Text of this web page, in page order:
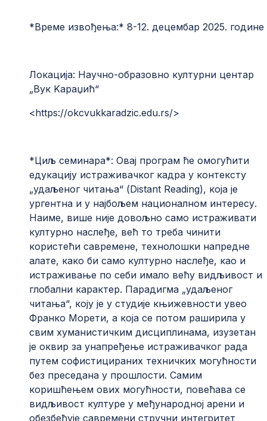
*Време извођења:* 8-12. децембар 2025. године
Локација: Научно-образовно културни центар
„Вук Kараџић“
<https://okcvukkaradzic.edu.rs/>
*Циљ семинара*: Овај програм ће омогућити
едукацију истраживачког кадра у контексту
„удаљеног читања“ (Distant Reading), која је
ургентна и у најбољем националном интересу.
Наиме, више није довољно само истраживати
културно наслеђе, већ то треба чинити
користећи савремене, технолошки напредне
алате, како би само културно наслеђе, као и
истраживање по себи имало већу видљивост и
глобални карактер. Парадигма „удаљеног
читања“, коју је у студије књижевности увео
Франко Морети, а која се потом раширила у
свим хуманистичким дисциплинама, изузетан
је оквир за унапређење истраживачког рада
путем софистицираних техничких могућности
без преседана у прошлости. Самим
коришћењем ових могућности, повећава се
видљивост културе у међународној арени и
обезбеђује савремени стручни интегритет